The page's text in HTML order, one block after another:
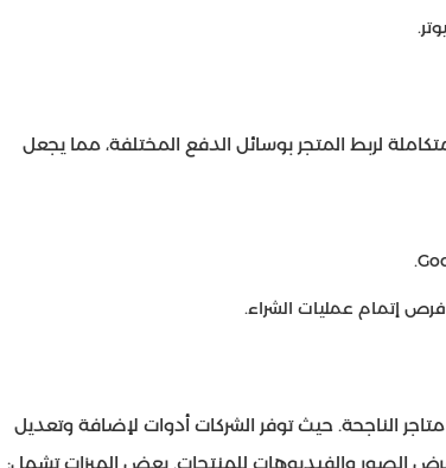
لربط المتجر بوسائل الدفع المختلفة، مما يجعل
إتمام عمليات الشراء.
الناجحة. حيث توفر الشركات أدوات لإضافة وتعديل
الصور والفيديوهات للمنتجات. بعض الميزات تشمل: